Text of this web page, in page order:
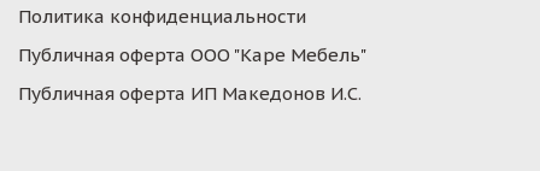
Политика конфиденциальности
Публичная оферта ООО "Каре Мебель"
Публичная оферта ИП Македонов И.С.